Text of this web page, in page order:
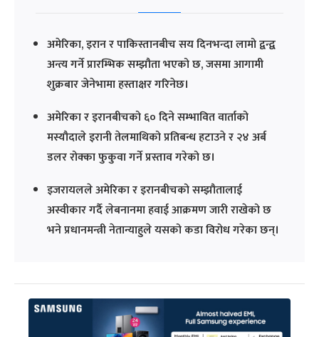
अमेरिका, इरान र पाकिस्तानबीच सय दिनभन्दा लामो द्वन्द्व
अन्त्य गर्ने प्रारम्भिक सम्झौता भएको छ, जसमा आगामी
शुक्रबार जेनेभामा हस्ताक्षर गरिनेछ।
अमेरिका र इरानबीचको ६० दिने सम्भावित वार्ताको
मस्यौदाले इरानी तेलमाथिको प्रतिबन्ध हटाउने र २४ अर्ब
डलर रोक्का फुकुवा गर्ने प्रस्ताव गरेको छ।
इजरायलले अमेरिका र इरानबीचको सम्झौतालाई
अस्वीकार गर्दै लेबनानमा हवाई आक्रमण जारी राखेको छ
भने प्रधानमन्त्री नेतान्याहुले यसको कडा विरोध गरेका छन्।